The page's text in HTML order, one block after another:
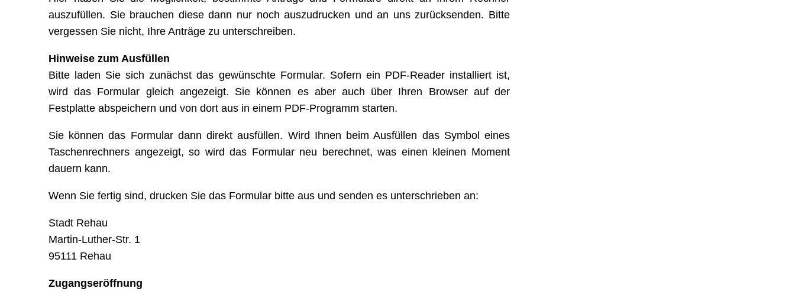
auszufüllen. Sie brauchen diese dann nur noch auszudrucken und an uns zurücksenden. Bitte
vergessen Sie nicht, Ihre Anträge zu unterschreiben.
Hinweise zum Ausfüllen
Bitte laden Sie sich zunächst das gewünschte Formular. Sofern ein PDF-Reader installiert ist,
wird das Formular gleich angezeigt. Sie können es aber auch über Ihren Browser auf der
Festplatte abspeichern und von dort aus in einem PDF-Programm starten.
Sie können das Formular dann direkt ausfüllen. Wird Ihnen beim Ausfüllen das Symbol eines
Taschenrechners angezeigt, so wird das Formular neu berechnet, was einen kleinen Moment
dauern kann.
Wenn Sie fertig sind, drucken Sie das Formular bitte aus und senden es unterschrieben an:
Stadt Rehau
Martin-Luther-Str. 1
95111 Rehau
Zugangseröffnung